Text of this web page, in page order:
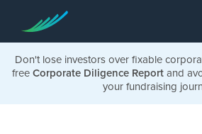
Don't lose investors over fixable
free Corporate Diligence Report and
your fundraising